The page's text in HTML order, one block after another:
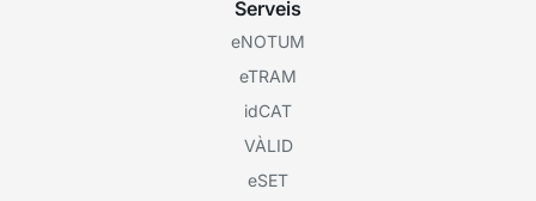
Serveis
eNOTUM
eTRAM
idCAT
VÀLID
eSET